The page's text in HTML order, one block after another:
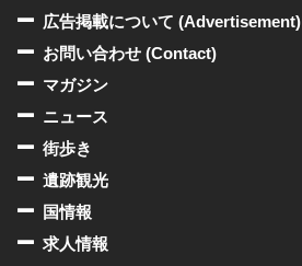
広告掲載について (Advertisement)
お問い合わせ (Contact)
マガジン
ニュース
街歩き
遺跡観光
国情報
求人情報